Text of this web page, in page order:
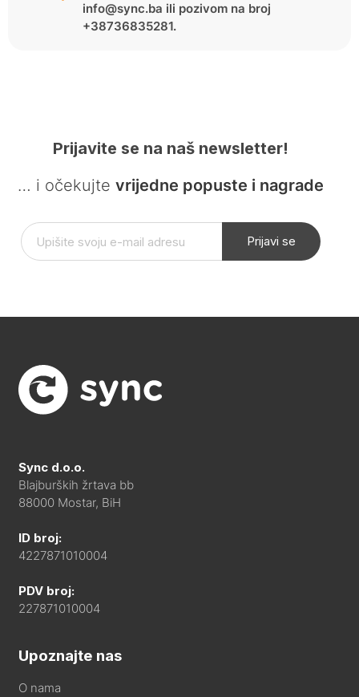
info@sync.ba ili pozivom na broj
+38736835281.
Prijavite se na naš newsletter!
… i očekujte vrijedne popuste i nagrade
Prijavi se
Sync d.o.o.
Blajburških žrtava bb
88000 Mostar, BiH
ID broj:
4227871010004
PDV broj:
227871010004
Upoznajte nas
O nama